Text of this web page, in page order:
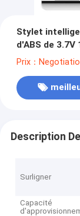
Stylet
d'ABS de 3.7V
Prix：
Description
Surligner
Capacité